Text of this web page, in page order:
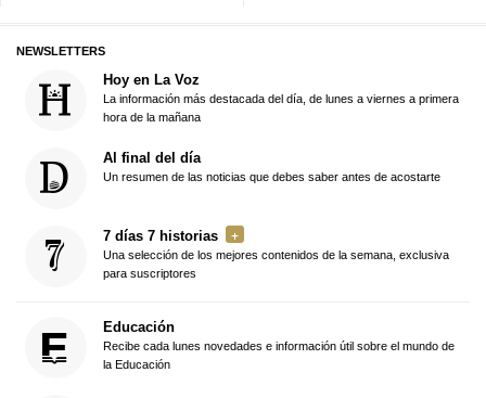
NEWSLETTERS
Hoy en La Voz
La información más destacada del día, de lunes a viernes a primera
hora de la mañana
Al final del día
Un resumen de las noticias que debes saber antes de acostarte
7 días 7 historias
Una selección de los mejores contenidos de la semana, exclusiva
para suscriptores
Educación
Recibe cada lunes novedades e información útil sobre el mundo de
la Educación